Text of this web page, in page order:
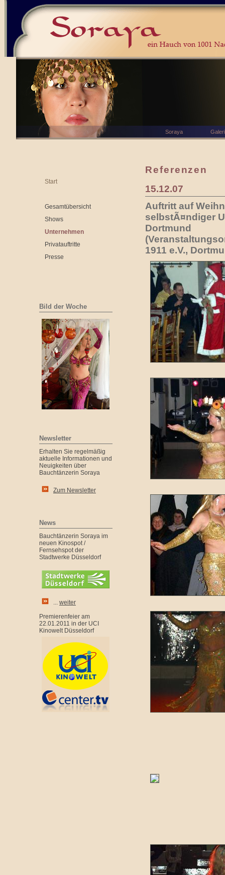
Start
Gesamtübersicht
Shows
Unternehmen
Privatauftritte
Presse
Bild der Woche
Newsletter
Erhalten Sie regelmäßig
aktuelle Informationen und
Neuigkeiten über
Bauchtänzerin Soraya
Zum Newsletter
News
Bauchtänzerin Soraya im
neuen Kinospot /
Fernsehspot der
Stadtwerke Düsseldorf
... weiter
Premierenfeier am
22.01.2011 in der UCI
Kinowelt Düsseldorf
Referenzen
15.12.07
Auftritt auf
selbstÃ¤ndiger
Dortmund
1911 e.V.,
Soraya